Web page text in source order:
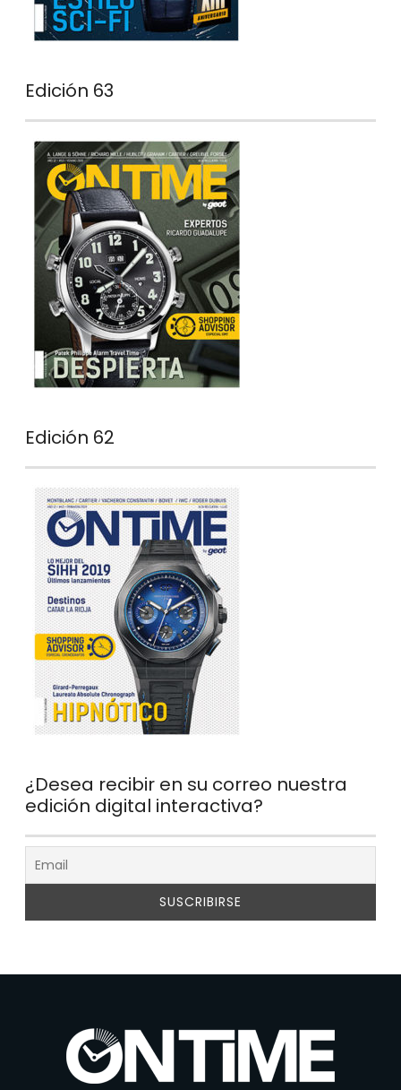
Edición 63
Edición 62
¿Desea recibir en su correo nuestra
edición digital interactiva?